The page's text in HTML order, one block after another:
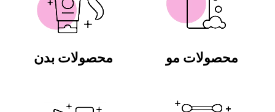
محصولات مو محصولات بدن